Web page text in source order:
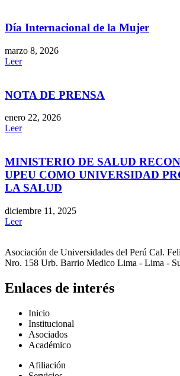
Día Internacional de la Mujer
marzo 8, 2026
Leer
NOTA DE PRENSA
enero 22, 2026
Leer
MINISTERIO DE SALUD
UPEU COMO UNIVERSIDAD
LA SALUD
diciembre 11, 2025
Leer
Asociación de Universidades del Perú Cal.
Nro. 158 Urb. Barrio Medico Lima - Lima -
Enlaces de interés
Inicio
Institucional
Asociados
Académico
Afiliación